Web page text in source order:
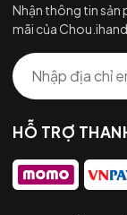
Nhận thông tin sản
mãi của
HỖ TRỢ